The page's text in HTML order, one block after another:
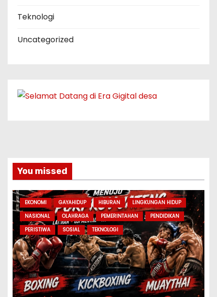
Teknologi
Uncategorized
You missed
EKONOMI GAYAHIDUP HIBURAN
LINGKUNGAN HIDUP
NASIONAL
OLAHRAGA PEMERINTAHAN
PENDIDIKAN
PERISTIWA
SOSIAL TEKNOLOGI